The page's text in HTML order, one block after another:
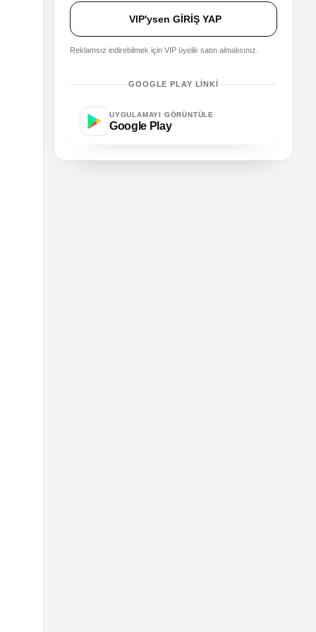
VIP'ysen GİRİŞ YAP
Reklamsız indirebilmek için VIP üyelik satın almalısınız.
GOOGLE PLAY LINKI
UYGULAMAYI GÖRÜNTÜLE
Google Play